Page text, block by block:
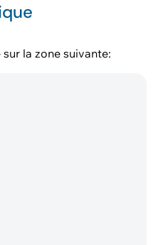
la zone suivante: